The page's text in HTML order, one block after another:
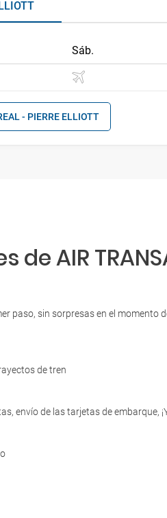
Sáb.
- PIERRE ELLIOTT
AIR
paso, sin sorpresas en el momento
de tren
envío de las tarjetas de embarque,